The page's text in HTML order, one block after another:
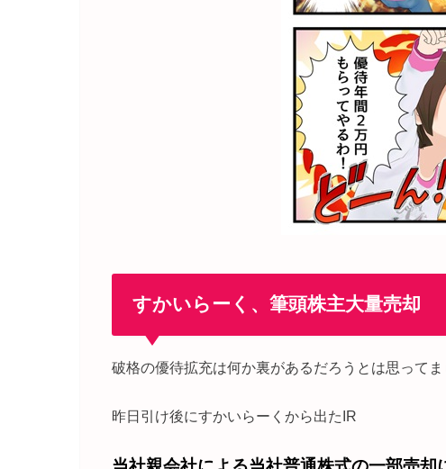
すかいらーく、筆頭株主大量売却
破格の優待拡充は何か裏があるだろうとは思って
昨日引け後にすかいらーくから出たIR